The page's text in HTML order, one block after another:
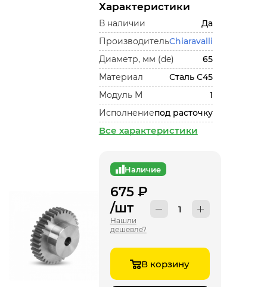
Характеристики
В наличии
Да
ПроизводительChiaravalli
Диаметр, мм (de)
65
Материал
Сталь С45
Модуль М
1
Исполнениепод расточку
Все характеристики
Наличие
675₽
/шт
Нашли
дешевле?
В корзину